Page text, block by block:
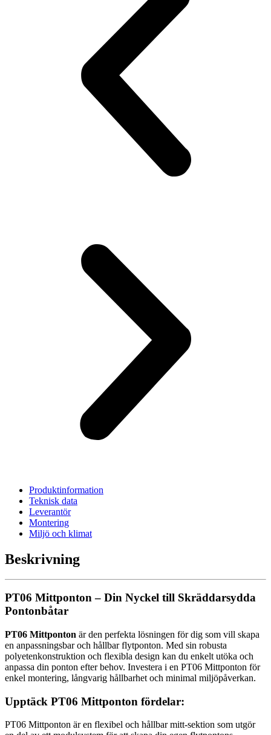
Produktinformation
Teknisk data
Leverantör
Montering
Miljö och klimat
Beskrivning
PT06 Mittponton – Din Nyckel till Skräddarsydda
Pontonbåtar
PT06 Mittponton är den perfekta lösningen för dig som vill skapa
en anpassningsbar och hållbar flytponton. Med sin robusta
polyetenkonstruktion och flexibla design kan du enkelt utöka och
anpassa din ponton efter behov. Investera i en PT06 Mittponton för
enkel montering, långvarig hållbarhet och minimal miljöpåverkan.
Upptäck PT06 Mittponton fördelar:
PT06 Mittponton är en flexibel och hållbar mitt-sektion som utgör